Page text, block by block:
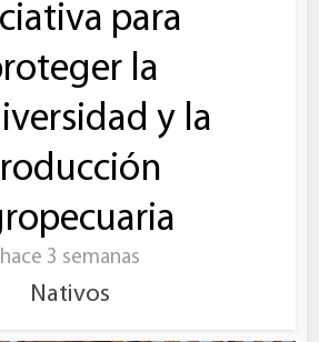
para
la
y la
hace 3 semanas
Nativos